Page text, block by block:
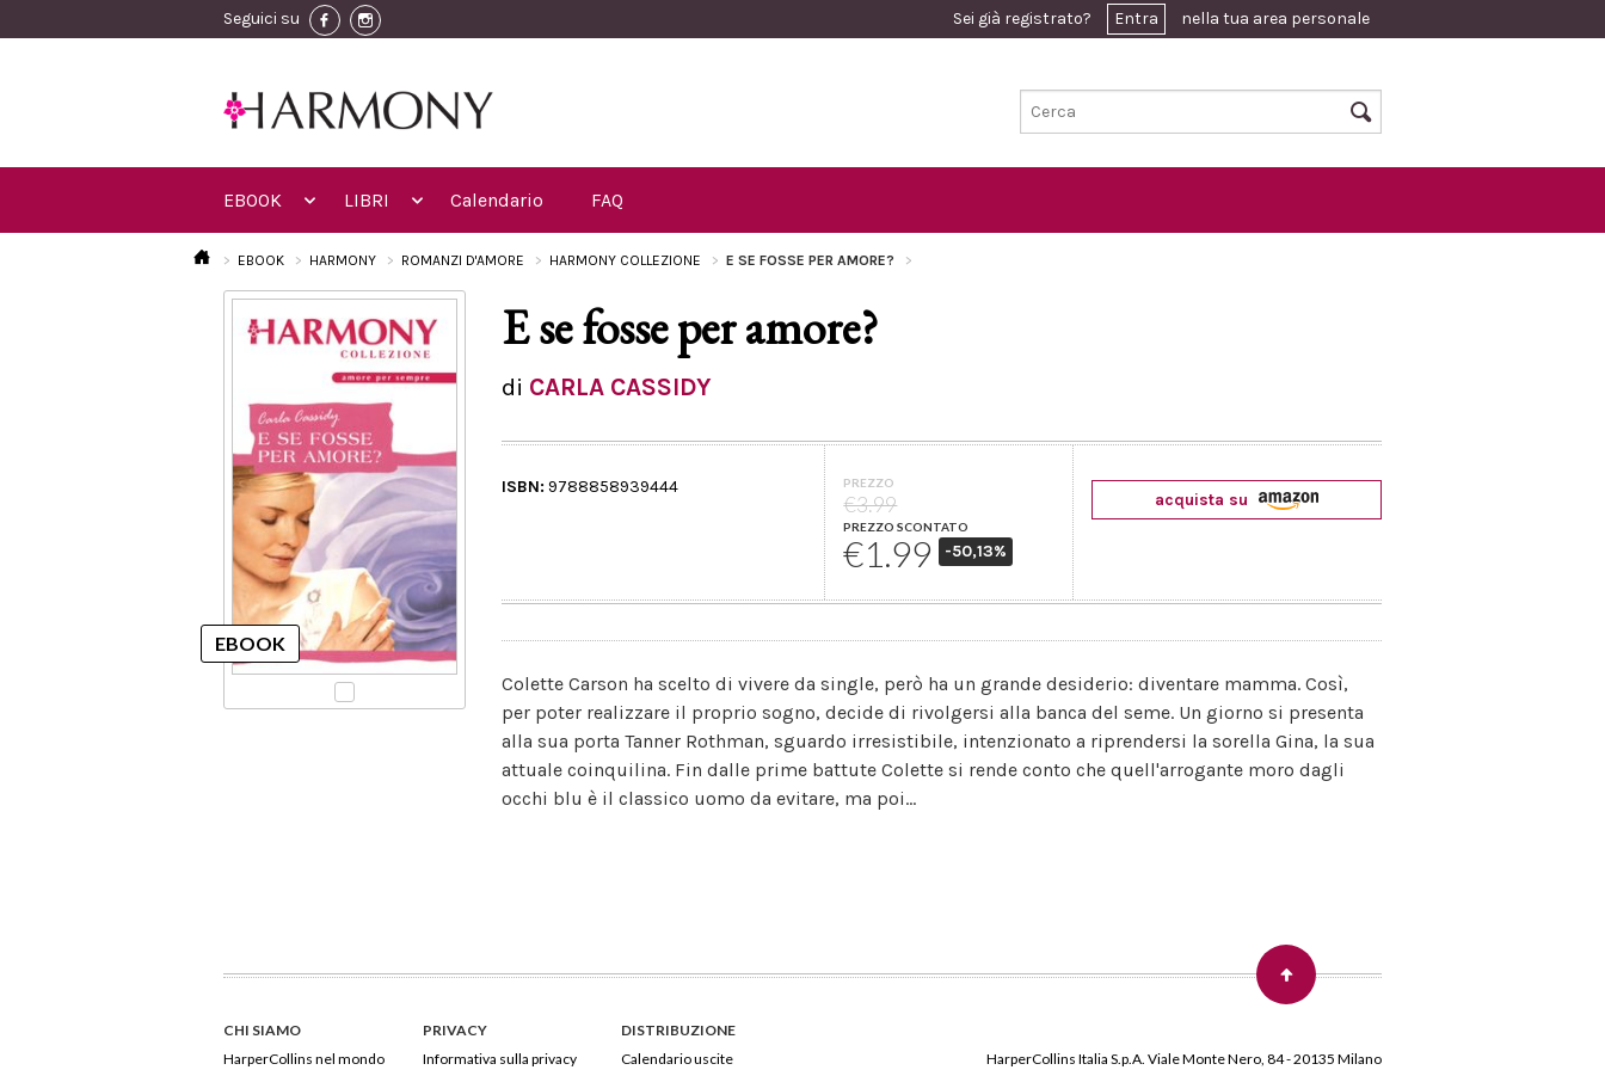
Seguici su Sei già registrato? Entra nella tua area personale
EBOOK LIBRI Calendario FAQ
EBOOK HARMONY ROMANZI D'AMORE HARMONY COLLEZIONE E SE FOSSE PER AMORE?
E se fosse per amore?
di CARLA CASSIDY
ISBN: 9788858939444 PREZZO
€3.99
PREZZO SCONTATO
€1.99 -50,13%
acquista su
Colette Carson ha scelto di vivere da single, però ha un grande desiderio: diventare mamma. Così,
per poter realizzare il proprio sogno, decide di rivolgersi alla banca del seme. Un giorno si presenta
alla sua porta Tanner Rothman, sguardo irresistibile, intenzionato a riprendersi la sorella Gina, la sua
attuale coinquilina. Fin dalle prime battute Colette si rende conto che quell'arrogante moro dagli
occhi blu è il classico uomo da evitare, ma poi...
CHI SIAMO
HarperCollins nel mondo
PRIVACY
Informativa sulla privacy
DISTRIBUZIONE
Calendario uscite
HarperCollins Italia S.p.A. Viale Monte Nero, 84 - 20135 Milano